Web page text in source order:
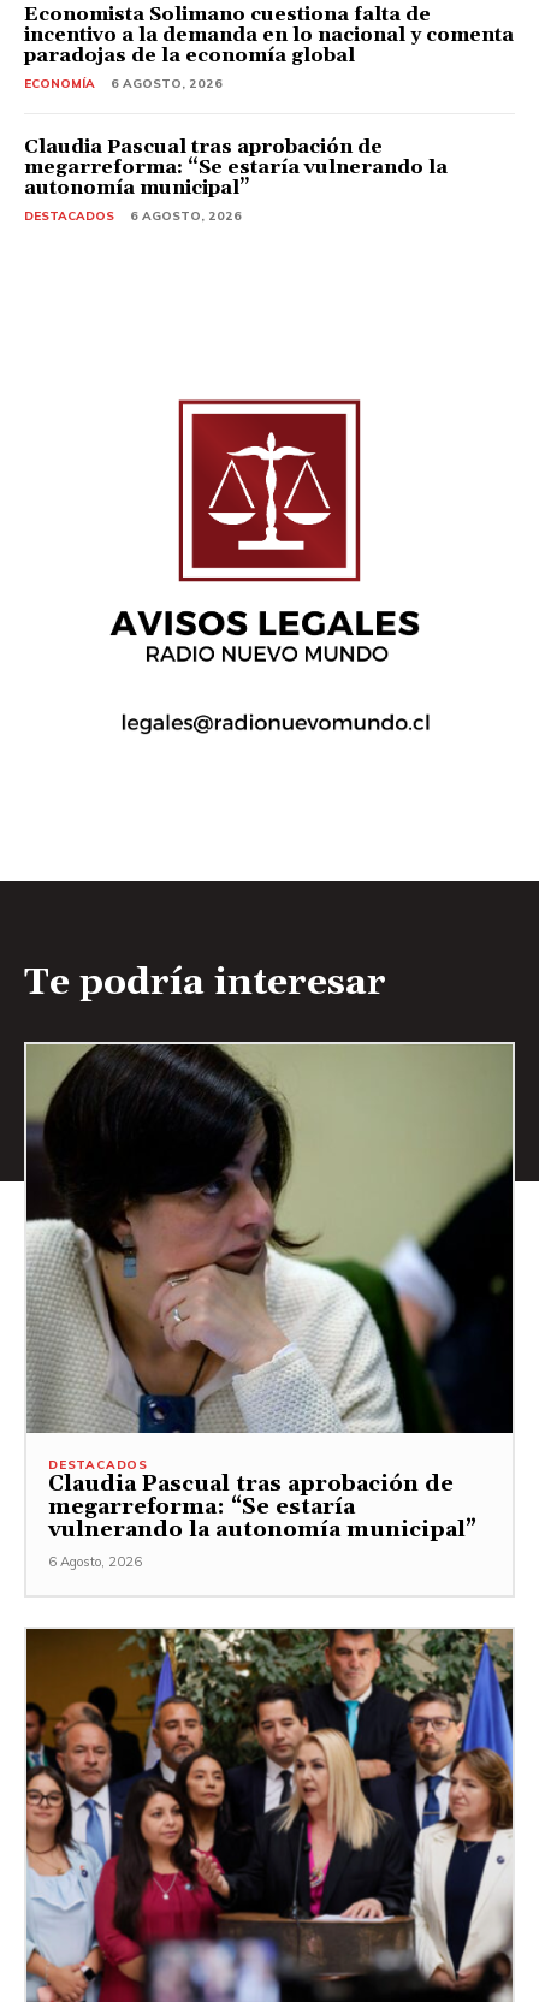
Economista Solimano cuestiona falta de
incentivo a la demanda en lo nacional y comenta
paradojas de la economía global
ECONOMÍA 6 AGOSTO, 2026
Claudia Pascual tras aprobación de
megarreforma: “Se estaría vulnerando la
autonomía municipal”
DESTACADOS 6 AGOSTO, 2026
Te podría interesar
DESTACADOS
Claudia Pascual tras aprobación de
megarreforma: “Se estaría
vulnerando la autonomía municipal”
6 Agosto, 2026